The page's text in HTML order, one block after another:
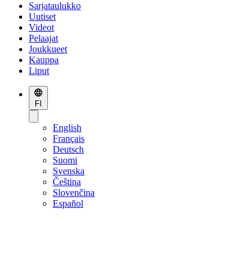
Sarjataulukko
Uutiset
Videot
Pelaajat
Joukkueet
Kauppa
Liput
FI
English
Français
Deutsch
Suomi
Svenska
Čeština
Slovenčina
Español